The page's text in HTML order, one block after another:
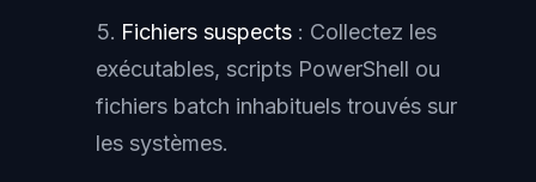
Fichiers suspects : Collectez les
exécutables, scripts PowerShell ou
fichiers batch inhabituels trouvés sur
les systèmes.